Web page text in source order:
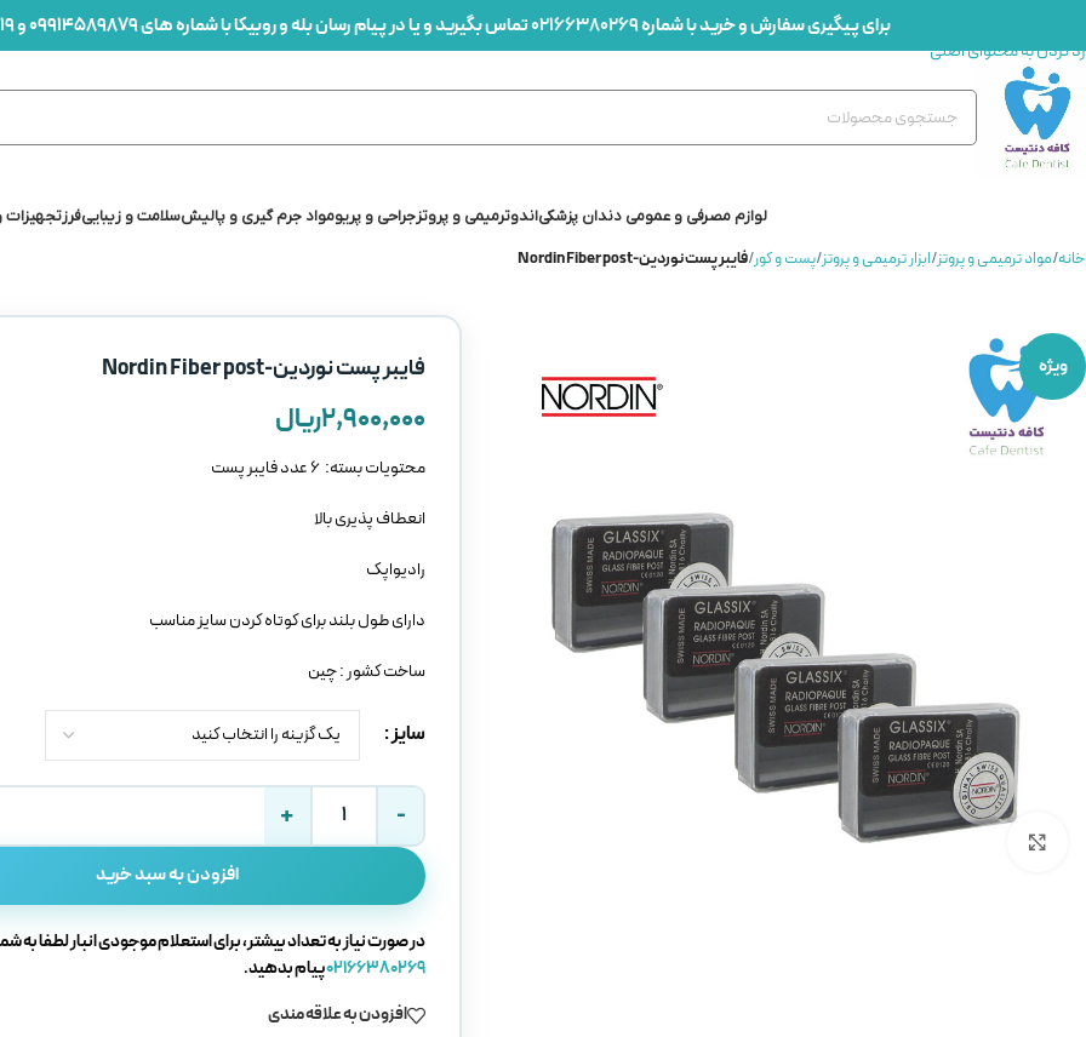
رد کردن به محتوای اصلی
برای پیگیری سفارش و خرید با شماره02166380269تماس بگیرید و یا در پیام رسان بله و روبیکا با شماره های 09914589879 و 09912436419 در ارتباط باشید
لوازم مصرفی و عمومی دندان پزشکیاندوترمیمی و پروتزجراحی و پریومواد جرم گیری و پالیشسلامت و زیباییفرزتجهیزات
خانه/مواد ترمیمی و پروتز/ابزار ترمیمی و پروتز/پست و کور/فایبر پست نوردین-Nordin Fiber post
ویژه
بزرگنمایی تصویر
فایبر پست نوردین-Nordin Fiber post
۲,۹۰۰,۰۰۰ریال
محتویات بسته: 6 عدد فایبر پست
انعطاف پذیری بالا
رادیواپک
دارای طول بلند برای کوتاه کردن سایز مناسب
ساخت کشور : چین
سایز
افزودن به سبد خرید
در صورت نیاز به تعداد بیشتر، برای استعلام موجودی انبار لطفا به
02166380269پیام بدهید.
افزودن به علاقه مندی